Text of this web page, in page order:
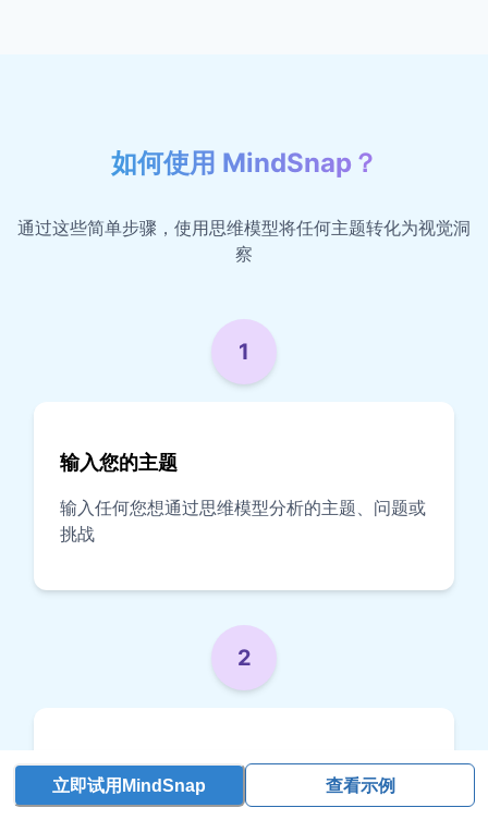
立即试用MindSnap 查看示例
如何使用 MindSnap？
通过这些简单步骤，使用思维模型将任何主题转化为视觉洞
察
1
输入您的主题
输入任何您想通过思维模型分析的主题、问题或
挑战
2
选择思维模型（可选）
选择一个特定的思维模型，或让 AI 为您的主题